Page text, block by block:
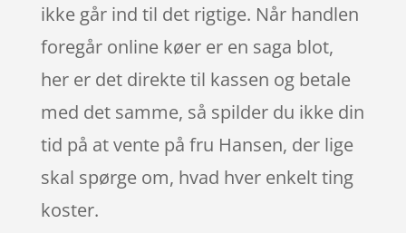
ikke går ind til det rigtige. Når handlen
foregår online køer er en saga blot,
her er det direkte til kassen og betale
med det samme, så spilder du ikke din
tid på at vente på fru Hansen, der lige
skal spørge om, hvad hver enkelt ting
koster.